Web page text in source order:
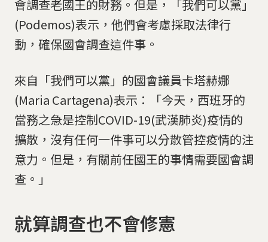
會調查老國王的財務。但是，「我們可以黨」
(Podemos)表示，他們會考慮採取法律行
動，確保國會調查這件事。
來自「我們可以黨」的國會議員卡塔赫娜
(Maria Cartagena)表示：「今天，西班牙的
當務之急是控制COVID-19(武漢肺炎)疫情的
擴散，沒有任何一件事可以分散管控疫情的注
意力。但是，有關前任國王的事情需要國會調
查。」
就算調查也不會修憲